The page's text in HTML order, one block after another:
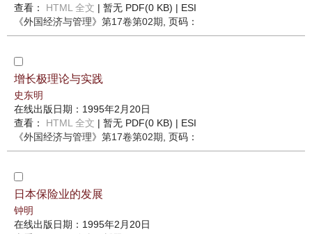
查看： HTML 全文 | 暂无 PDF(0 KB) | ESI
《外国经济与管理》 第17卷第02期 , 页码：
增长极理论与实践
史东明
在线出版日期：1995年2月20日
查看： HTML 全文 | 暂无 PDF(0 KB) | ESI
《外国经济与管理》 第17卷第02期 , 页码：
日本保险业的发展
钟明
在线出版日期：1995年2月20日